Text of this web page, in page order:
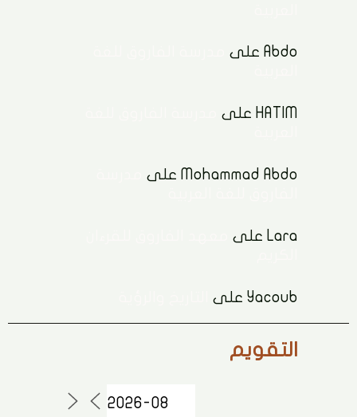
Abdo على
HATIM على
Mohammad Abdo على
Lara على
Yacoub على
التقويم